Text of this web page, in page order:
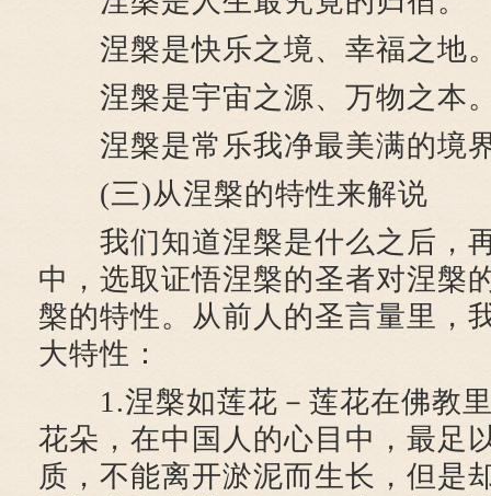
涅槃是快乐之境、幸福之地
涅槃是宇宙之源、万物之本
涅槃是常乐我净最美满的境
(三)从涅槃的特性来解说
我们知道涅槃是什么之后，
中，选取证悟涅槃的圣者对涅槃
槃的特性。从前人的圣言量里，
大特性：
1.涅槃如莲花－莲花在佛教里
花朵，在中国人的心目中，最足
质，不能离开淤泥而生长，但是